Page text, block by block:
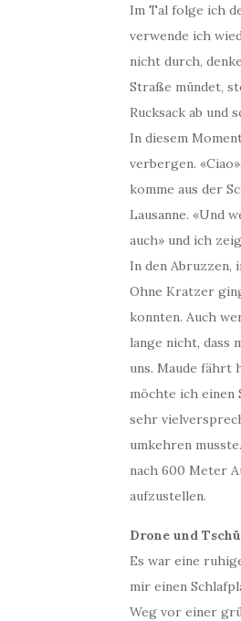
Im Tal folge ich
verwende ich
nicht durch,
Straße mündet,
Rucksack ab und
In diesem
verbergen.
komme aus der
Lausanne. «Und
auch» und ich
In den Abruzzen,
Ohne Kratzer
konnten. Auch
lange nicht, dass
uns. Maude fährt
möchte ich einen
sehr
umkehren
nach 600 Meter
aufzustellen.
Drone und
Es war eine
mir einen
Weg vor einer